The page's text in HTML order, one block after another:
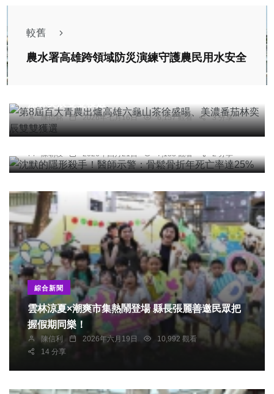
較舊
農水署高雄跨領域防災演練守護農民用水安全
陳信銘 2026年七月16日 6,157 觀看 3 分享
沈默的隱形殺手！醫師示警：骨鬆骨折年死亡率達
25%
陳朝枝 2026年四月21日 7,133 觀看 2 分享
綜合新聞
雲林涼夏×潮爽市集熱鬧登場 縣長張麗善邀民眾把
握假期同樂！
陳信利 2026年六月19日
10,992 觀看
14 分享